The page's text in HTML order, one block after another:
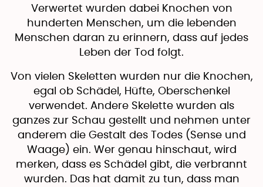
Verwertet wurden dabei Knochen von
hunderten Menschen, um die lebenden
Menschen daran zu erinnern, dass auf jedes
Leben der Tod folgt.
Von vielen Skeletten wurden nur die Knochen,
egal ob Schädel, Hüfte, Oberschenkel
verwendet. Andere Skelette wurden als
ganzes zur Schau gestellt und nehmen unter
anderem die Gestalt des Todes (Sense und
Waage) ein. Wer genau hinschaut, wird
merken, dass es Schädel gibt, die verbrannt
wurden. Das hat damit zu tun, dass man